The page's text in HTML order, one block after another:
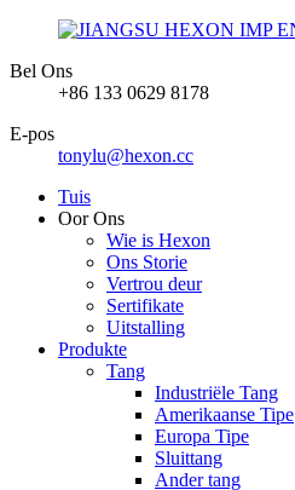
Bel Ons
+86 133 0629 8178
E-pos
tonylu@hexon.cc
Tuis
Oor Ons
Wie is Hexon
Ons Storie
Vertrou deur
Sertifikate
Uitstalling
Produkte
Tang
Industriële Tang
Amerikaanse Tipe
Europa Tipe
Sluittang
Ander tang